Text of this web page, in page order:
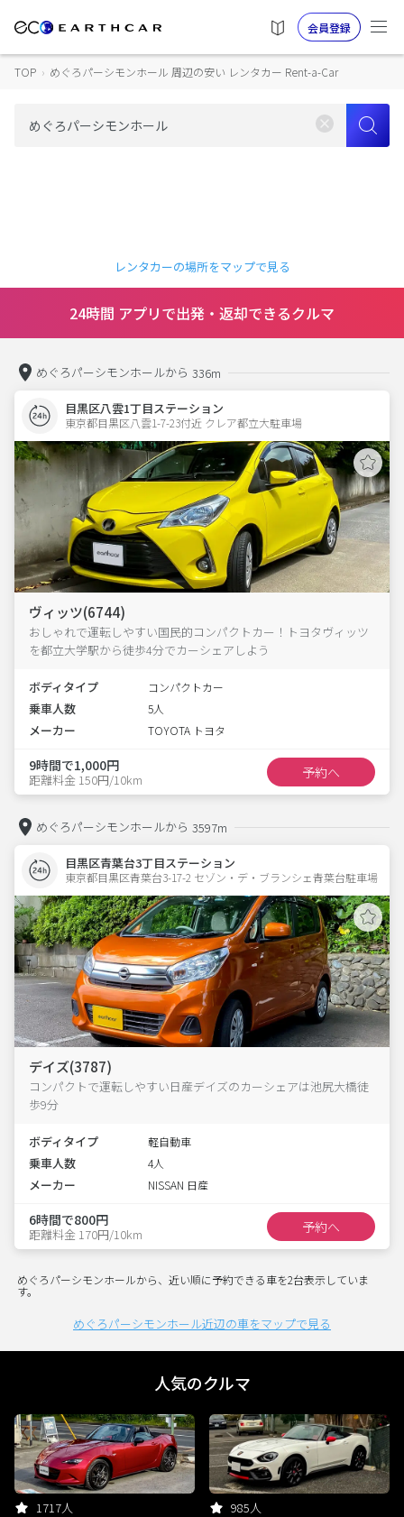
会員登録
TOP › めぐろパーシモンホール 周辺の安い レンタカー Rent-a-Car
レンタカーの場所をマップで見る
24時間 アプリで出発・返却できるクルマ
めぐろパーシモンホールから 336m
目黒区八雲1丁目ステーション
東京都目黒区八雲1-7-23付近 クレア都立大駐車場
ヴィッツ(6744)
おしゃれで運転しやすい国民的コンパクトカー！トヨタヴィッツ
を都立大学駅から徒歩4分でカーシェアしよう
ボディタイプ コンパクトカー
乗車人数 5人
メーカー TOYOTA トヨタ
9時間で1,000円
距離料金 150円/10km 予約へ
めぐろパーシモンホールから 3597m
目黒区青葉台3丁目ステーション
東京都目黒区青葉台3-17-2 セゾン・デ・ブランシェ青葉台駐車場
デイズ(3787)
コンパクトで運転しやすい日産デイズのカーシェアは池尻大橋徒
歩9分
ボディタイプ 軽自動車
乗車人数 4人
メーカー NISSAN 日産
6時間で800円
距離料金 170円/10km 予約へ
めぐろパーシモンホールから、近い順に予約できる車を2台表示していま
す。
めぐろパーシモンホール近辺の車をマップで見る
人気のクルマ
1717人 985人